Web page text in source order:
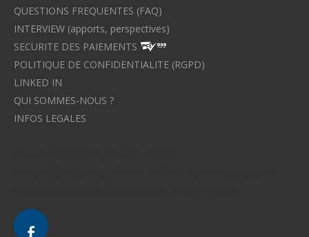
QUESTIONS FREQUENTES (FAQ)
INTERVIEW (apports, perspectives)
SECURITE DES PAIEMENTS
POLITIQUE DE CONFIDENTIALITE (RGPD)
LINKED IN
QUI SOMMES-NOUS ?
INFOS LEGALES